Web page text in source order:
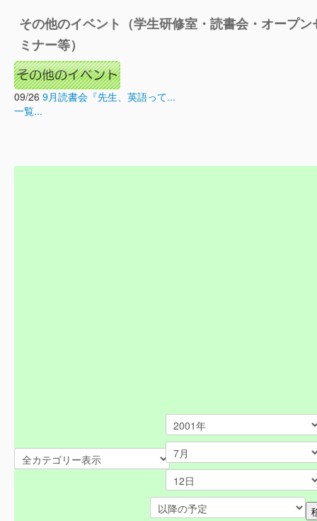
その他のイベント（学生研修室・読書会・オープン
ミナー等）
09/26 9月読書会『先生、英語って...
一覧...